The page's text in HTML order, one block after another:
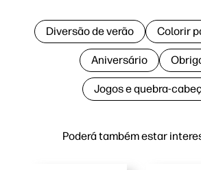
Poderá também estar
Diversão de verão Colorir
Aniversário
Jogos e quebra-